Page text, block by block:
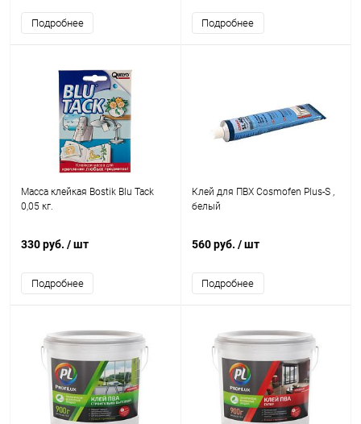
Подробнее Подробнее
Масса клейкая Bostik Blu Tack
0,05 кг.
330 руб. / шт
Подробнее
Клей для ПВХ Cosmofen Plus-S ,
белый
560 руб. / шт
Подробнее